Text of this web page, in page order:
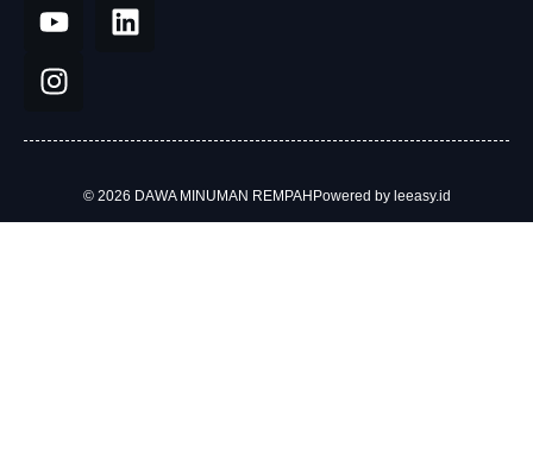
© 2026 DAWA MINUMAN REMPAHPowered by leeasy.id